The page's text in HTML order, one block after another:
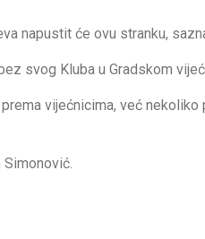
napustit će ovu stranku,
svog Kluba u Gradskom
vijećnicima, već nekoliko